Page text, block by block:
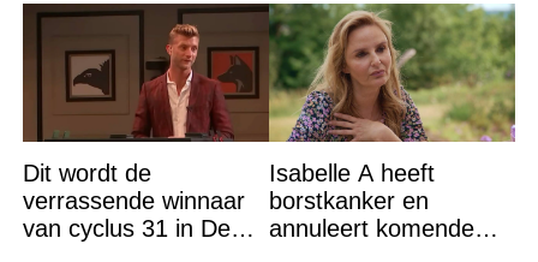
Dit wordt de
verrassende winnaar
van cyclus 31 in De
Isabelle A heeft
borstkanker en
annuleert komende